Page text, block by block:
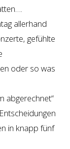
allerhand
gefühlte
oder so was
abgerechnet“
in knapp fünf